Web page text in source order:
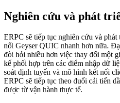
Nghiên cứu và phát
ERPC sẽ tiếp tục nghiên cứu và
nối Geyser QUIC nhanh hơn nữa.
đòi hỏi nhiều hơn việc thay đổi một
kế phối hợp trên các điểm nhập dữ
soát định tuyến và mô hình kết nối
ERPC sẽ tiếp tục theo đuổi cải tiến
được từ vận hành thực tế.